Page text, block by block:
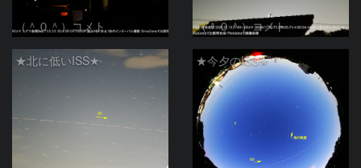
（＾０＾）コメト （＾０＾）コメト
★北に低いISS★ ★今夕のISS★